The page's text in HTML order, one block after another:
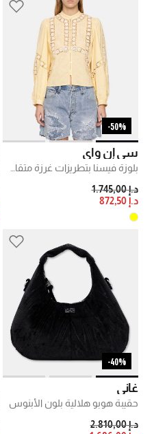
50%-
سي إن واي
PRICE REDUCED FROM
د.إ 1.745,00
د.إ 872,50
40%-
غاني
حقيبة هوبو هلالية بلون الأبنوس
PRICE REDUCED FROM
د.إ 2.810,00
TO